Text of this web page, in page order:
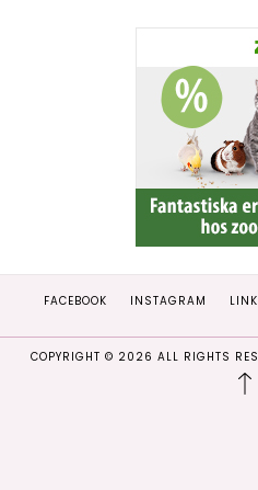
FACEBOOK INSTAGRAM
COPYRIGHT © 2026 ALL RIGHTS